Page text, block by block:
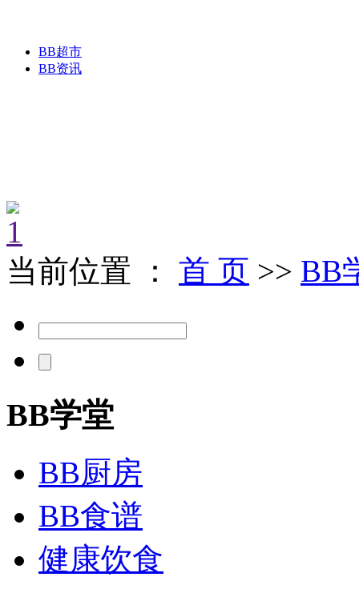
BB超市
BB资讯
当前位置 ： 首 页 >> BB
BB学堂
BB厨房
BB食谱
健康饮食